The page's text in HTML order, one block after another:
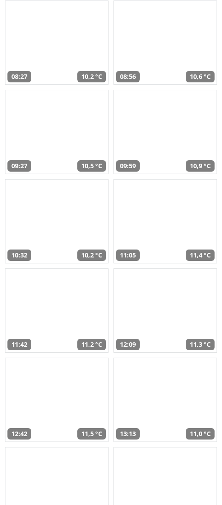
08:27 10,2 °C 08:56 10,6 °C
09:27 10,5 °C 09:59 10,9 °C
10:32 10,2 °C 11:05 11,4 °C
11:42 11,2 °C 12:09 11,3 °C
12:42 11,5 °C 13:13 11,0 °C